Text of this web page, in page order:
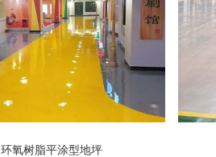
环氧树脂平涂型地坪